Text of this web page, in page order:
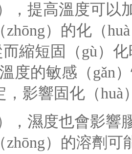
，提高溫度可以
）的化（
而縮短固（gù）
溫度的敏感（gǎn
，影響固化（huà
，濕度也會影響
zhōng）的溶劑